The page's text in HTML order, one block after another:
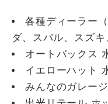
各種ディーラー
ダ、スバル、スズキ
オートバックス
イエローハット
みんなのガレー